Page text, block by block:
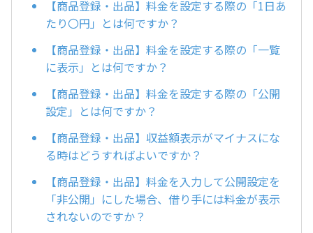
【商品登録・出品】料金を設定する際の「1日あ
たり〇円」とは何ですか？
【商品登録・出品】料金を設定する際の「一覧
に表示」とは何ですか？
【商品登録・出品】料金を設定する際の「公開
設定」とは何ですか？
【商品登録・出品】収益額表示がマイナスにな
る時はどうすればよいですか？
【商品登録・出品】料金を入力して公開設定を
「非公開」にした場合、借り手には料金が表示
されないのですか？